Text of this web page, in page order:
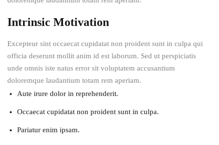
Intrinsic Motivation
Excepteur sint occaecat cupidatat non proident sunt in culpa qui
officia deserunt mollit anim id est laborum. Sed ut perspiciatis
unde omnis iste natus error sit voluptatem accusantium
doloremque laudantium totam rem aperiam.
Aute irure dolor in reprehenderit.
Occaecat cupidatat non proident sunt in culpa.
Pariatur enim ipsam.